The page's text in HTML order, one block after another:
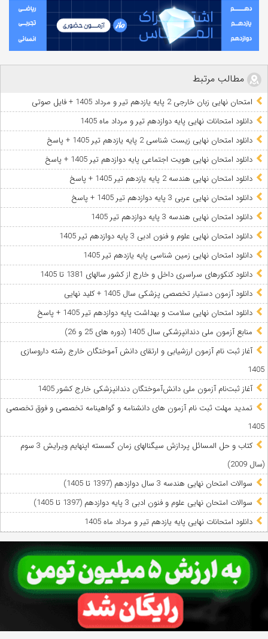
مطالب مرتبط
امتحان نهایی زبان خارجی 2 پایه یازدهم تیر و مرداد 1405 + فایل صوتی
دانلود امتحانات نهایی پایه دوازدهم تیر و مرداد ماه 1405
دانلود امتحان نهایی زیست شناسی 2 پایه یازدهم تیر 1405 + پاسخ
دانلود امتحان نهایی هویت اجتماعی پایه دوازدهم تیر 1405 + پاسخ
دانلود امتحان نهایی هندسه 2 پایه یازدهم تیر 1405 + پاسخ
دانلود امتحان نهایی عربی 3 پایه دوازدهم تیر 1405 + پاسخ
دانلود امتحان نهایی هندسه 3 پایه دوازدهم تیر 1405
دانلود امتحان نهایی علوم و فنون ادبی 3 پایه دوازدهم تیر 1405
دانلود امتحان نهایی زمین شناسی پایه یازدهم تیر 1405
دانلود کنکورهای سراسری داخل و خارج از کشور سالهای 1381 تا 1405
دانلود آزمون دستیار تخصصی پزشکی سال 1405 + کلید نهایی
دانلود امتحان نهایی سلامت و بهداشت پایه دوازدهم تیر 1405 + پاسخ
ﻣﻨﺎﺑﻊ آزﻣﻮن ﻣﻠﯽ دندانپزشکی سال 1405 (دوره های 25 و 26)
آغاز ثبت نام آزمون‌ ارزشیابی و ارتقای دانش آموختگان خارج رشته داروسازی
1405
آغاز ثبت‌نام آزمون ملی دانش‌آموختگان دندانپزشکی خارج کشور 1405
تمدید مهلت ثبت نام آزمون های دانشنامه و گواهینامه تخصصی و فوق تخصصی
1405
کتاب و حل المسائل پردازش سیگنالهای زمان گسسته اپنهایم ویرایش 3 سوم
(سال 2009)
سوالات امتحان نهایی هندسه 3 سال دوازدهم (1397 تا 1405)
سوالات امتحان نهایی علوم و فنون ادبی 3 پایه دوازدهم (1397 تا 1405)
دانلود امتحانات نهایی پایه یازدهم تیر و مرداد ماه 1405